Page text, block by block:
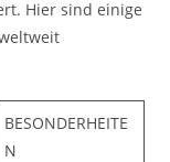
Hier sind einige
BESONDERHEITE
N